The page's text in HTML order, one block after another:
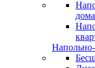
дома